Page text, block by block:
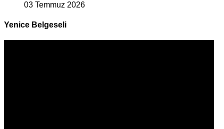
03 Temmuz 2026
Yenice Belgeseli